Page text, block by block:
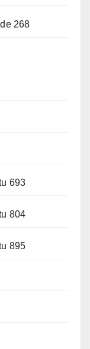
268
693
804
895